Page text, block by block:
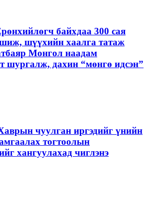
байхдаа 300 сая
шүүхийн хаалга татаж
Монгол наадам
шургалж, дахин “мөнгө идсэн”
чуулган иргэдийг үнийн
тогтоолын
хангуулахад чиглэнэ